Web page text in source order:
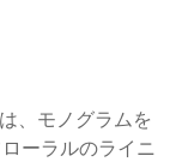
、モノグラムを
ーラルのライニ